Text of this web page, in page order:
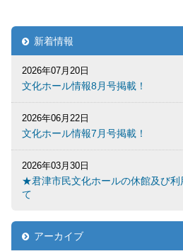
新着情報
2026年07月20日
文化ホール情報8月号掲載！
2026年06月22日
文化ホール情報7月号掲載！
2026年03月30日
★君津市民文化ホールの休館及び利
て
アーカイブ